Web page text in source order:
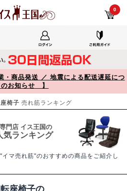
0
・商品発送 ／ 地震による配送遅延につ
のお知らせ 】
椅子 売れ筋ランキング
門店 イス王国の
気ランキング
マ売れ筋"のおすすめの商品をご紹介し